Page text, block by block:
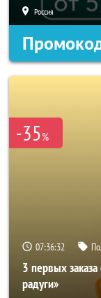
Россия
-35%
07:36:30
3 первых
радуги»